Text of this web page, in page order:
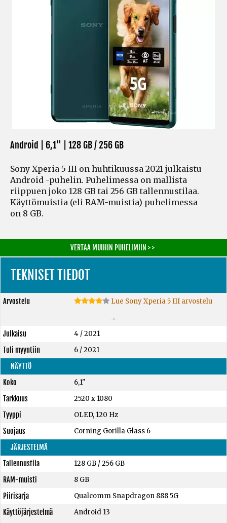
Android | 6,1" | 128 GB / 256 GB
Sony Xperia 5 III on huhtikuussa 2021 julkaistu
Android -puhelin. Puhelimessa on mallista
riippuen joko 128 GB tai 256 GB tallennustilaa.
Käyttömuistia (eli RAM-muistia) puhelimessa
on 8 GB.
VERTAA MUIHIN PUHELIMIIN > >
TEKNISET TIEDOT
Arvostelu
Lue Sony Xperia 5 III arvostelu
→
Julkaisu
4 / 2021
Tuli myyntiin
6 / 2021
NÄYTTÖ
Koko
6,1"
Tarkkuus
2520 x 1080
Tyyppi
OLED, 120 Hz
Suojaus
Corning Gorilla Glass 6
JÄRJESTELMÄ
Tallennustila
128 GB/256 GB
RAM-muisti
8 GB
Piirisarja
Qualcomm Snapdragon 888 5G
Käyttöjärjestelmä
Android 13